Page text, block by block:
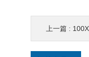
上一篇 :